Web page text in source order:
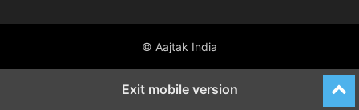
© Aajtak India
Exit mobile version